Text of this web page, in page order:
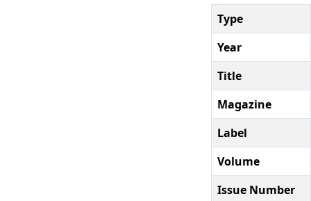
Type
Year
Title
Magazine
Label
Volume
Issue Number